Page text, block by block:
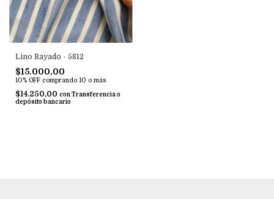
Lino Rayado - 5812
$15.000,00
10% OFF comprando 10 o más
$14.250,00 conTransferencia o
depósito bancario